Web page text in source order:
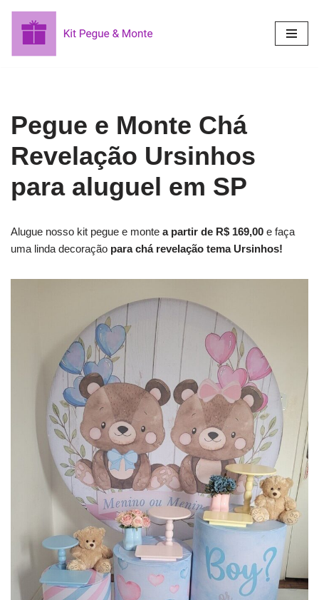
para
Pegue e Monte Chá
Revelação Ursinhos
para aluguel em SP
Alugue nosso kit pegue e monte a partir de R$ 169,00 e faça
uma linda decoração para chá revelação tema Ursinhos!